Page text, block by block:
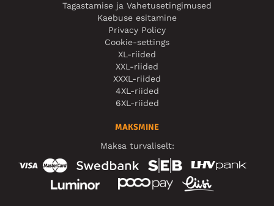
Tagastamise ja Vahetusetingimused
Kaebuse esitamine
Privacy Policy
Cookie-settings
XL-riided
XXL-riided
XXXL-riided
4XL-riided
6XL-riided
MAKSMINE
Maksa turvaliselt: